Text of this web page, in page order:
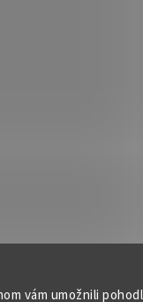
vám umožnili